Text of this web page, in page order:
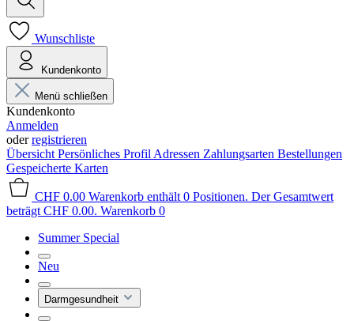
Wunschliste
Kundenkonto
Menü schließen
Kundenkonto
Anmelden
oderregistrieren
Übersicht Persönliches Profil Adressen Zahlungsarten Bestellungen
Gespeicherte Karten
CHF 0.00 Warenkorb enthält 0 Positionen. Der Gesamtwert
beträgt CHF 0.00. Warenkorb 0
Summer Special
Neu
Darmgesundheit